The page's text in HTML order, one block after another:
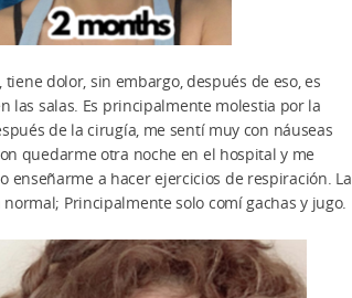
dolor, sin embargo, después de eso, es
las salas. Es principalmente molestia por la
de la cirugía, me sentí muy con náuseas
quedarme otra noche en el hospital y me
enseñarme a hacer ejercicios de respiración. La
Principalmente solo comí gachas y jugo.